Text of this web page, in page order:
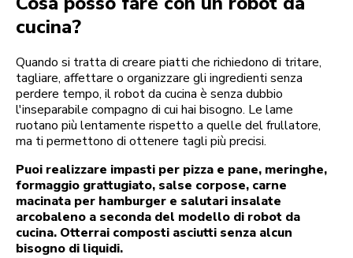
cucina?
Quando si tratta di creare piatti che richiedono di tritare,
tagliare, affettare o organizzare gli ingredienti senza
perdere tempo, il robot da cucina è senza dubbio
l'inseparabile compagno di cui hai bisogno. Le lame
ruotano più lentamente rispetto a quelle del frullatore,
ma ti permettono di ottenere tagli più precisi.
Puoi realizzare impasti per pizza e pane, meringhe,
formaggio grattugiato, salse corpose, carne
macinata per hamburger e salutari insalate
arcobaleno a seconda del modello di robot da
cucina. Otterrai composti asciutti senza alcun
bisogno di liquidi.